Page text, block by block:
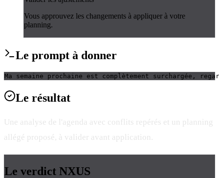
Vous approuvez les changements à appliquer à votre
planning.
Le prompt à donner
Ma semaine prochaine est complètement surchargée,
Le résultat
Une analyse de l'agenda avec conflits repérés et un planning
allégé proposé, à valider avant application.
Le verdict NXUS